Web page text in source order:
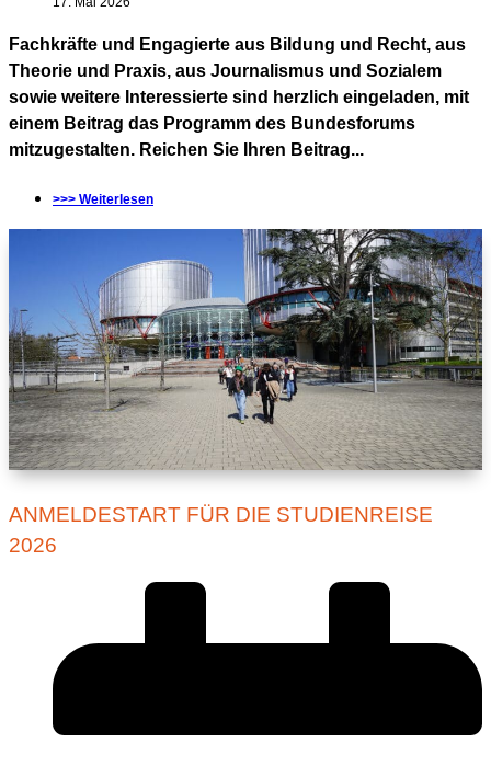
Fachkräfte und Engagierte aus Bildung und Recht, aus
Theorie und Praxis, aus Journalismus und Sozialem
sowie weitere Interessierte sind herzlich eingeladen, mit
einem Beitrag das Programm des Bundesforums
mitzugestalten. Reichen Sie Ihren Beitrag...
>>> Weiterlesen
ANMELDESTART FÜR DIE STUDIENREISE
2026